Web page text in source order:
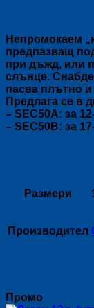
Непромокаем
предпазващ
при дъжд, или
слънце.
пасва плътно и
Предлага се в
– SEC50A: за
– SEC50B: за
Размери
Производител
Промо